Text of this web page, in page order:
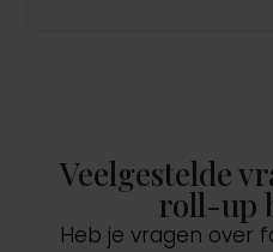
Veelgestelde
roll-up
Heb je vragen over